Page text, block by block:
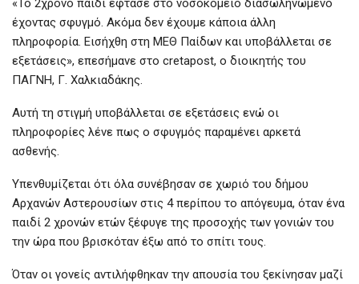
«Το 2χρονο παιδί έφτασε στο νοσοκομείο διασωληνωμένο
έχοντας σφυγμό. Ακόμα δεν έχουμε κάποια άλλη
πληροφορία. Εισήχθη στη ΜΕΘ Παίδων και υποβάλλεται σε
εξετάσεις», επεσήμανε στο cretapost, ο διοικητής του
ΠΑΓΝΗ, Γ. Χαλκιαδάκης.
Αυτή τη στιγμή υποβάλλεται σε εξετάσεις ενώ οι
πληροφορίες λένε πως ο σφυγμός παραμένει αρκετά
ασθενής.
Υπενθυμίζεται ότι όλα συνέβησαν σε χωριό του δήμου
Αρχανών Αστερουσίων στις 4 περίπου το απόγευμα, όταν ένα
παιδί 2 χρονών ετών ξέφυγε της προσοχής των γονιών του
την ώρα που βρισκόταν έξω από το σπίτι τους.
Όταν οι γονείς αντιλήφθηκαν την απουσία του ξεκίνησαν μαζί